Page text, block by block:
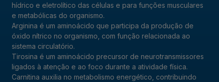
hídrico e eletrolítico das células e para funções musculares
e metabólicas do organismo.
Arginina é um aminoácido que participa da produção de
óxido nítrico no organismo, com função relacionada ao
sistema circulatório.
Tirosina é um aminoácido precursor de neurotransmissores
ligados à atenção e ao foco durante a atividade física.
Carnitina auxilia no metabolismo energético, contribuindo